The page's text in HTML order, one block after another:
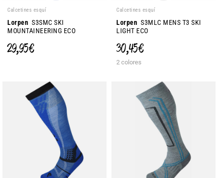
Calcetines esquí
Lorpen S3SMC SKI
MOUNTAINEERING ECO
29,95 €
Calcetines esquí
Lorpen S3MLC MENS T3 SKI
LIGHT ECO
30,45 €
2 colores